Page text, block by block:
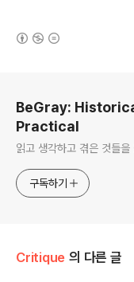
BeGray: Historical, Critical,
Practical
읽고 생각하고 겪은 것들을
구독하기
Critique 의 다른 글